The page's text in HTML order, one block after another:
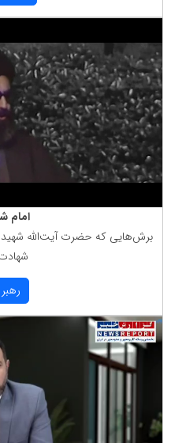
امام
برش‌هایی كه حضرت آیت‌الله شهید